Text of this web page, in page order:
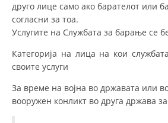
ИНФОРМАЦИИ ЗА
МЕНАЏМЕНТ НА
ДЕЈСТВУВАЊЕ
друго лице само ако барателот или
согласни за тоа.
Услугите на Службата за барање се
Категорија на лица на кои
своите услуги
За време на војна во државата или
вооружен конликт во друга држава